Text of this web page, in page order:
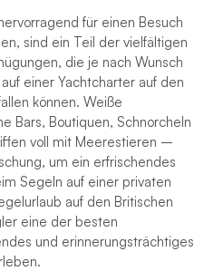
für einen Besuch
sind ein Teil der vielfältigen
die je nach Wunsch
einer Yachtcharter auf den
können. Weiße
Bars, Boutiquen, Schnorcheln
voll mit Meerestieren –
um ein erfrischendes
Segeln auf einer privaten
auf den Britischen
eine der besten
und erinnerungsträchtiges